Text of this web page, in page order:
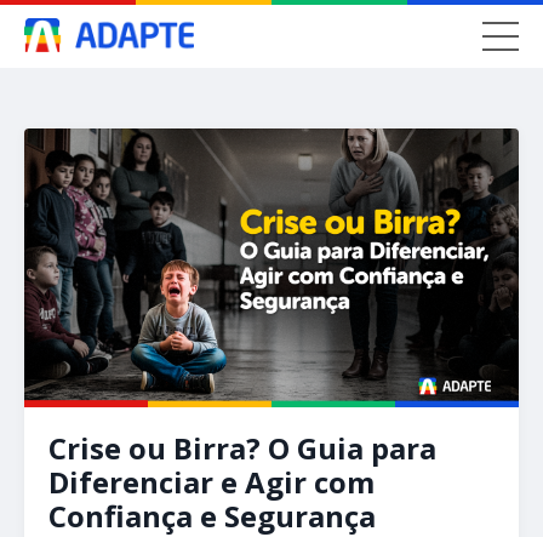
Crise ou Birra? O Guia para
Diferenciar e Agir com
Confiança e Segurança